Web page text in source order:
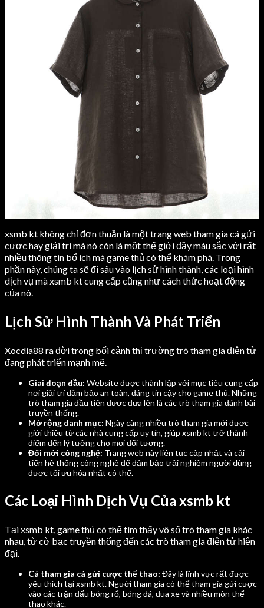
Leather Dog Belts
Weihtlifting Belts
CONTACT
Weight Lifting Belts
Training Bibs
Leather Jackets Men
Leather Jackets Women
Leather Belts
Leather Dog Belts
Weihtlifting Belts
CONTACT
xsmb kt không chỉ đơn thuần là một trang web tham gia cá gửi
cược hay giải trí mà nó còn là một thế giới đầy màu sắc với rất
nhiều thông tin bổ ích mà game thủ có thể khám phá. Trong
phần này, chúng ta sẽ đi sâu vào lịch sử hình thành, các loại hình
dịch vụ mà xsmb kt cung cấp cũng như cách thức hoạt động
của nó.
Lịch Sử Hình Thành Và Phát Triển
Xocdia88 ra đời trong bối cảnh thị trường trò tham gia điện tử
đang phát triển mạnh mẽ.
Giai đoạn đầu: Website được thành lập với mục tiêu cung cấp
nơi giải trí đảm bảo an toàn, đáng tin cậy cho game thủ. Những
trò tham gia đầu tiên được đưa lên là các trò tham gia đánh bài
truyền thống.
Mở rộng danh mục: Ngày càng nhiều trò tham gia mới được
giới thiệu từ các nhà cung cấp uy tín, giúp xsmb kt trở thành
điểm đến lý tưởng cho mọi đối tượng.
Đổi mới công nghệ: Trang web này liên tục cập nhật và cải
tiến hệ thống công nghệ để đảm bảo trải nghiệm người dùng
được tối ưu hóa nhất có thể.
Các Loại Hình Dịch Vụ Của xsmb kt
Tại xsmb kt, game thủ có thể tìm thấy vô số trò tham gia khác
nhau, từ cờ bạc truyền thống đến các trò tham gia điện tử hiện
đại.
Cá tham gia cá gửi cược thể thao: Đây là lĩnh vực rất được
yêu thích tại xsmb kt. Người tham gia có thể tham gia gửi cược
vào các trận đấu bóng rổ, bóng đá, đua xe và nhiều môn thể
thao khác.